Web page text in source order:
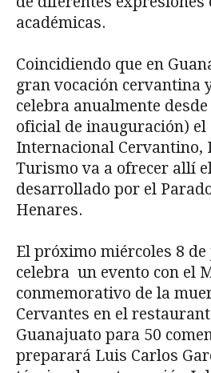
académicas.
Coincidiendo que en
gran vocación cervantina
celebra anualmente
oficial de inauguración) el
Internacional Cervantino,
Turismo va a ofrecer allí
desarrollado por el
Henares.
El próximo miércoles 8 de
celebra un evento con el
conmemorativo de la
Cervantes en el
Guanajuato para 50
preparará Luis Carlos